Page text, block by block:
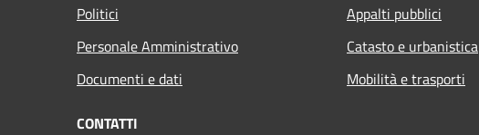
Politici
Personale Amministrativo
Documenti e dati
Appalti pubblici
Catasto e urbanistica
Mobilità e trasporti
CONTATTI